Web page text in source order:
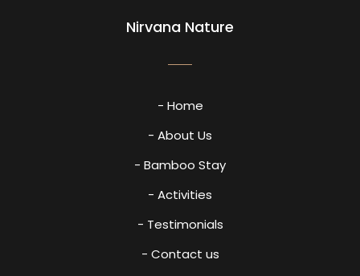
Nirvana Nature
- Home
- About Us
- Bamboo Stay
- Activities
- Testimonials
- Contact us